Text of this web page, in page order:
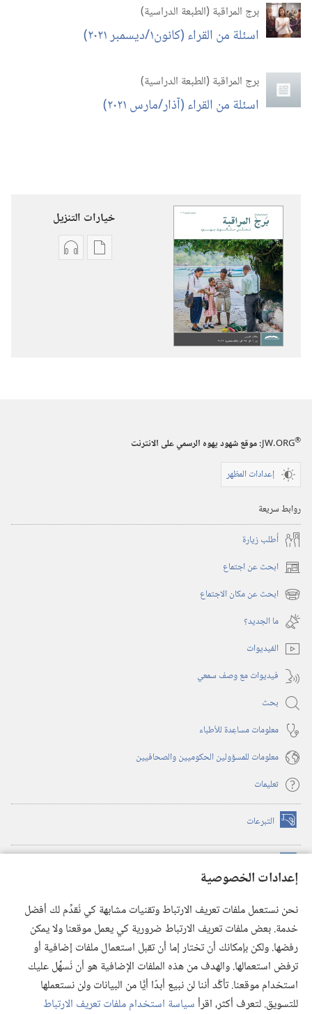
إعدادات الخصوصية
نحن نستعمل ملفات تعريف الارتباط وتقنيات مشابهة كي نُقدِّم لك أفضل
خدمة. بعض ملفات تعريف الارتباط ضرورية كي يعمل موقعنا ولا يمكن
رفضها. ولكن بإمكانك أن تختار إما أن تقبل استعمال ملفات إضافية أو
ترفض استعمالها. والهدف من هذه الملفات الإضافية هو أن نُسهِّل عليك
استخدام موقعنا. تأكَّد أننا لن نبيع أبدًا أيًّا من البيانات ولن نستعملها
للتسويق. لتعرف أكثر، اقرأسياسة استخدام ملفات تعريف الارتباط
برج المراقبة (‏الطبعة الدراسية)‏
اسئلة من القراء (‏كانون١/‏ديسمبر ٢٠٢١)‏
برج المراقبة (‏الطبعة الدراسية)‏
اسئلة من القراء (‏آذار/‏مارس ٢٠٢١)‏
خيارات التنزيل
خياراتخيارات
JW.ORG®
:‏ موقع شهود يهوه الرسمي على الانترنت
إعدادات المظهر
روابط سريعة
أُطلب زيارة
ابحث عن اجتماع (يفتح
نافذة
جديدة)
ابحث عن مكان الاجتماع (يفتح
نافذة
جديدة)
ما الجديد؟‏
الفيديوات
فيديوات مع وصف سمعي
بحث
معلومات مساعِدة للأطباء
معلومات للمسؤولين الحكوميين والصحافيين
تعليمات
التبرعات (يفتح
نافذة
(يفتح
نافذة
(يفتح
نافذة
جديدة) تطبيق ®
JW Library
مكتبة برج المراقبة